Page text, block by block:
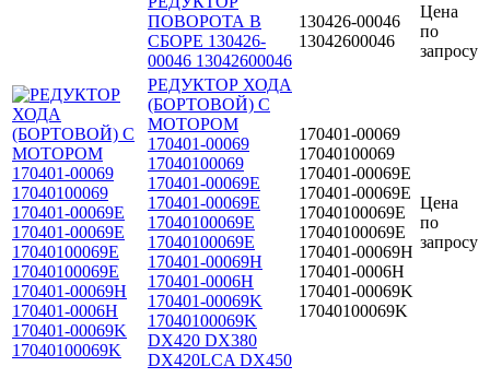
ПОВОРОТА В
СБОРЕ 130426-
00046 13042600046
130426-00046
13042600046
Цена
по
запросу
РЕДУКТОР ХОДА
(БОРТОВОЙ) С
МОТОРОМ
170401-00069
17040100069
170401-00069E
170401-00069Е
17040100069E
17040100069Е
170401-00069H
170401-0006Н
170401-00069K
17040100069K
DX420 DX380
DX420LCA DX450
170401-00069
17040100069
170401-00069E
170401-00069Е
17040100069E
17040100069Е
170401-00069H
170401-0006Н
170401-00069K
17040100069K
Цена
по
запросу